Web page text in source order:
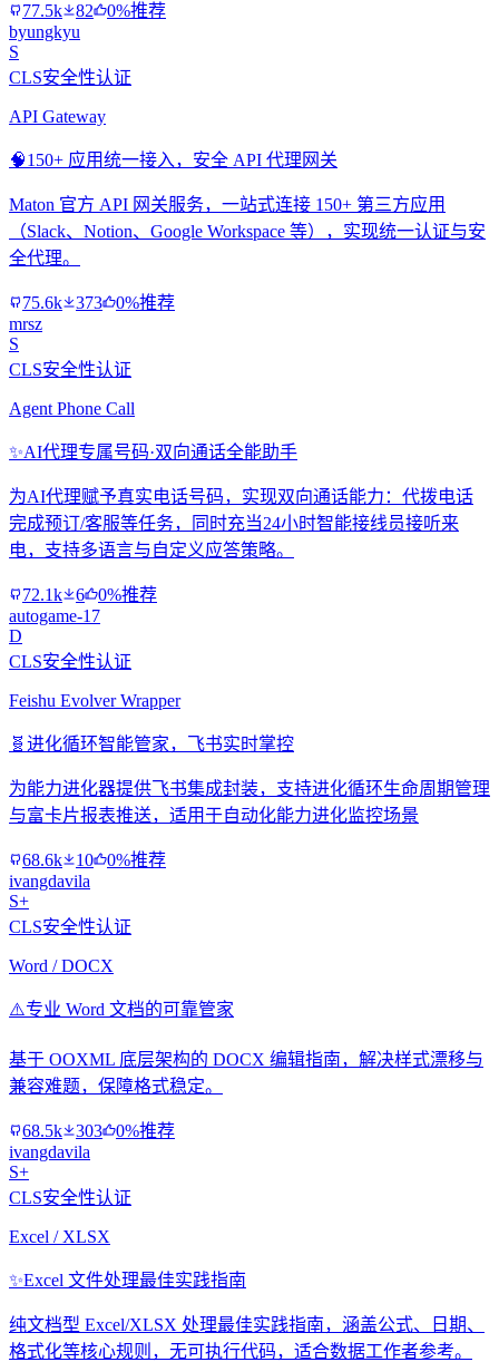
77.5k 82
0%推荐
byungkyu
S
CLS安全性认证
API Gateway
🧠150+ 应用统一接入，安全 API 代理网关
Maton 官方 API 网关服务，一站式连接 150+ 第三方应用
（Slack、Notion、Google Workspace 等），实现统一认证与安
全代理。
75.6k 373
0%推荐
mrsz
S
CLS安全性认证
Agent Phone Call
✨AI代理专属号码·双向通话全能助手
为AI代理赋予真实电话号码，实现双向通话能力：代拨电话
完成预订/客服等任务，同时充当24小时智能接线员接听来
电，支持多语言与自定义应答策略。
72.1k 6
0%推荐
autogame-17
D
CLS安全性认证
Feishu Evolver Wrapper
🧬 进化循环智能管家，飞书实时掌控
为能力进化器提供飞书集成封装，支持进化循环生命周期管理
与富卡片报表推送，适用于自动化能力进化监控场景
68.6k 10
0%推荐
ivangdavila
S+
CLS安全性认证
Word / DOCX
⚠️专业 Word 文档的可靠管家
基于 OOXML 底层架构的 DOCX 编辑指南，解决样式漂移与
兼容难题，保障格式稳定。
68.5k 303
0%推荐
ivangdavila
S+
CLS安全性认证
Excel / XLSX
✨Excel 文件处理最佳实践指南
纯文档型 Excel/XLSX 处理最佳实践指南，涵盖公式、日期、
格式化等核心规则，无可执行代码，适合数据工作者参考。